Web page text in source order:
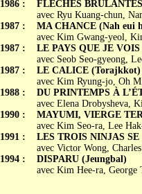
1986 :
1987 :
1987 :
1987 :
1988 :
1990 :
1991 :
1994 :
FLÈCHES
avec Ryu Kuang-chun,
MA CHANCE (Nah eui
avec Kim Gwang-yeol,
LE PAYS QUE JE VOIS
avec Seob Seo-gyeong,
LE CALICE (Torajkkot)
avec Kim Ryung-jo, Oh
DU PRINTEMPS À
avec Elena Drobysheva,
MAYUMI, VIERGE
avec Kim Seo-ra, Lee
LES TROIS NINJAS
avec Victor Wong,
DISPARU (Jeungbal)
avec Kim Hee-ra,